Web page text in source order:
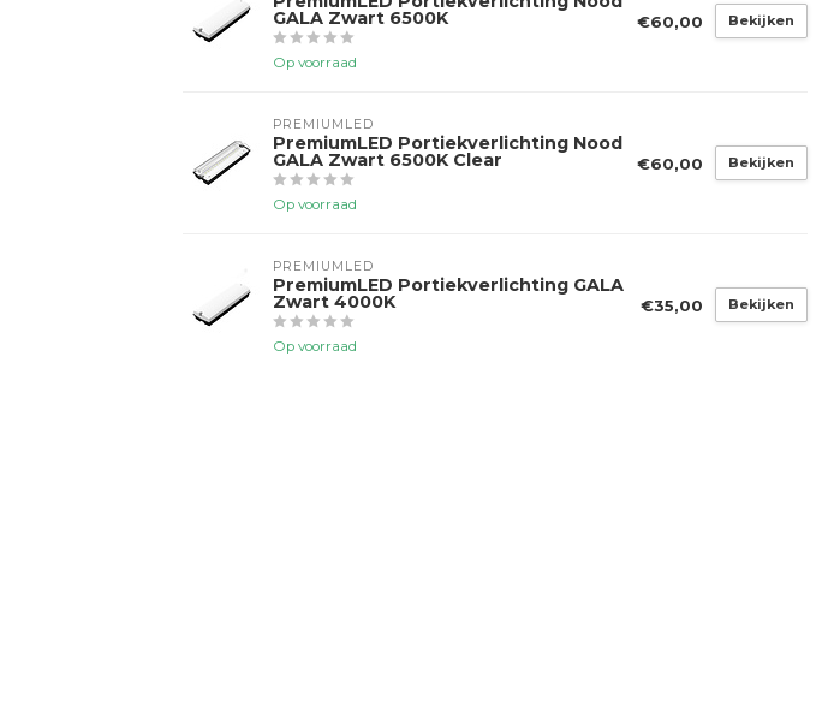
GALA Zwart 6500K
Op voorraad
€60,00 Bekijken
PREMIUMLED
PremiumLED Portiekverlichting Nood
GALA Zwart 6500K Clear
Op voorraad
€60,00 Bekijken
PREMIUMLED
PremiumLED Portiekverlichting GALA
Zwart 4000K
Op voorraad
€35,00 Bekijken